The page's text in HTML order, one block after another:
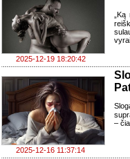
2025-12-19 18:20:42
2025-12-16 11:37:14
–